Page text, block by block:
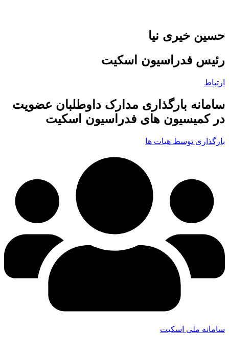
حسین خیری نیا
رئیس فدراسیون اسکیت
ارتباط
سامانه بارگذاری مدارک داوطلبان عضویت
در کمیسیون های فدراسیون اسکیت
بارگذاری توسط هیات ها
سامانه ملی اسکیت